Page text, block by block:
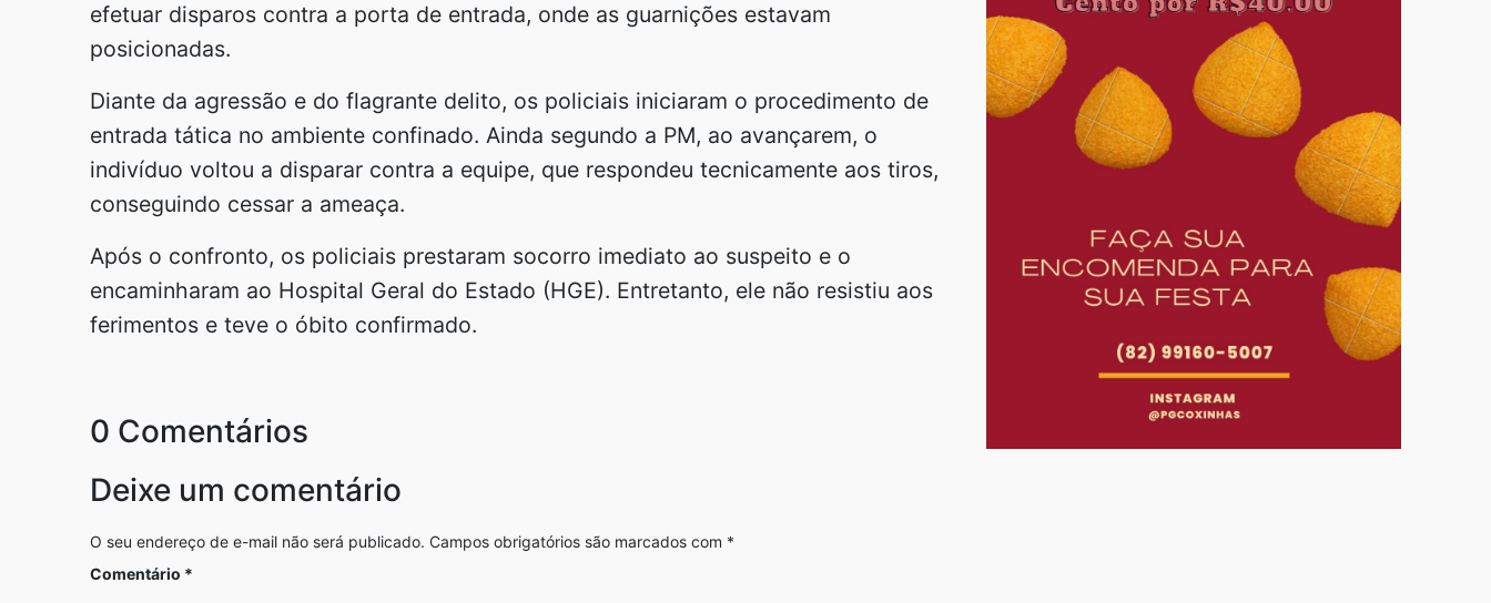
efetuar disparos contra a porta de entrada, onde as guarnições estavam
posicionadas.
Diante da agressão e do flagrante delito, os policiais iniciaram o procedimento de
entrada tática no ambiente confinado. Ainda segundo a PM, ao avançarem, o
indivíduo voltou a disparar contra a equipe, que respondeu tecnicamente aos tiros,
conseguindo cessar a ameaça.
Após o confronto, os policiais prestaram socorro imediato ao suspeito e o
encaminharam ao Hospital Geral do Estado (HGE). Entretanto, ele não resistiu aos
ferimentos e teve o óbito confirmado.
0 Comentários
Deixe um comentário
O seu endereço de e-mail não será publicado. Campos obrigatórios são marcados com *
Comentário *